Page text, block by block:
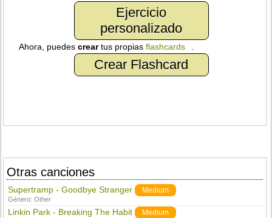
Ejercicio
personalizado
Ahora, puedescreartus propiasflashcards
Crear Flashcard
Otras canciones
Supertramp - Goodbye Stranger Medium
Género:Other
Linkin Park - Breaking The Habit Medium